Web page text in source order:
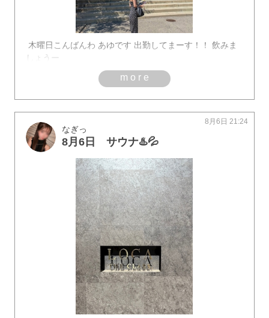
木曜日こんばんわ あゆです 出勤してまーす！！ 飲みま
しょうー
more
なぎっ
8月6日 サウナ♨️💦
8月6日 21:24